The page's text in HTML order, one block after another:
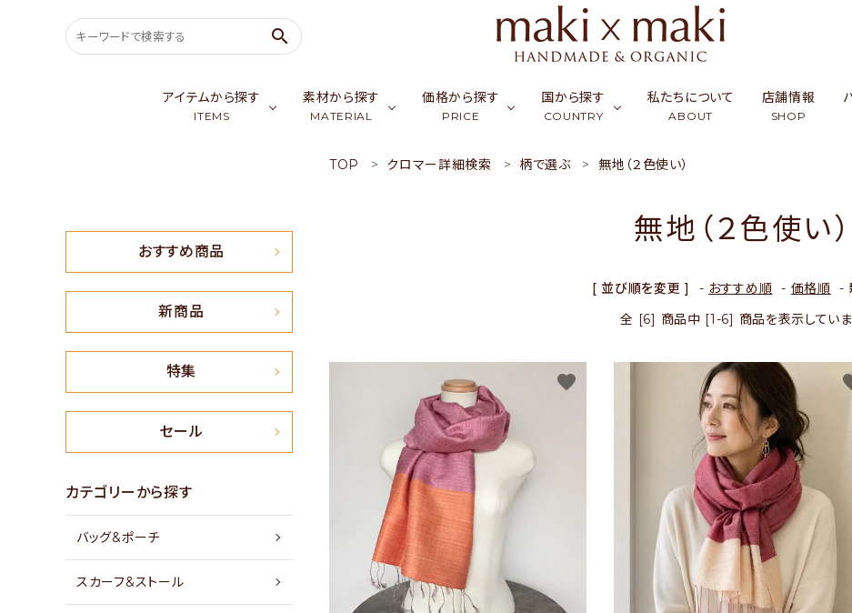
search
アイテムから探す
ITEMS
ウェア ギフト
素材から探す
MATERIAL
竹（バンブー）
アップサイクル
価格から探す
PRICE
￥10,000〜￥14,999
国から探す
COUNTRY
バングラデシュ
その
私たちについて
ABOUT
店舗情報
SHOP
person 新規会員登録
おすすめ商品
新商品
特集
おすすめ商品
新商品
特集
セール
カテゴリーから探す
バッグ&ポーチ
スカーフ&ストール
TOP クロマー詳細検索 柄で選ぶ 無地（２色使い）
無地（２色使い）
[ 並び順を変更 ] - おすすめ順 - 価格順 -
全 [6] 商品中 [1-6] 商品を表示してい
favorite